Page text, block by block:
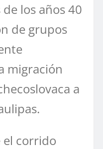
los años 40
de grupos
migración
a
el corrido